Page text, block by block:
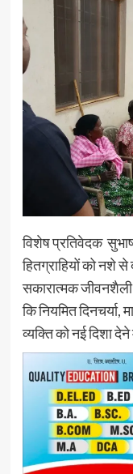
विशेष प्रतिवेदक
हितग्राहियों को नशे
सकारात्मक जीवनशैली
कि नियमित
व्यक्ति को नई दिशा देने